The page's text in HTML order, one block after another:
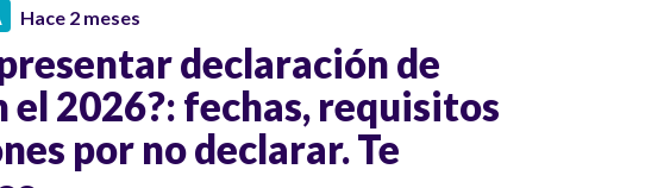
Hace 2 meses
declaración de
el 2026?: fechas, requisitos
por no declarar. Te